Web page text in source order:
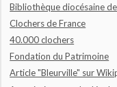
Bibliothèque diocésaine
Clochers de France
40.000 clochers
Fondation du Patrimoine
Article "Bleurville" sur